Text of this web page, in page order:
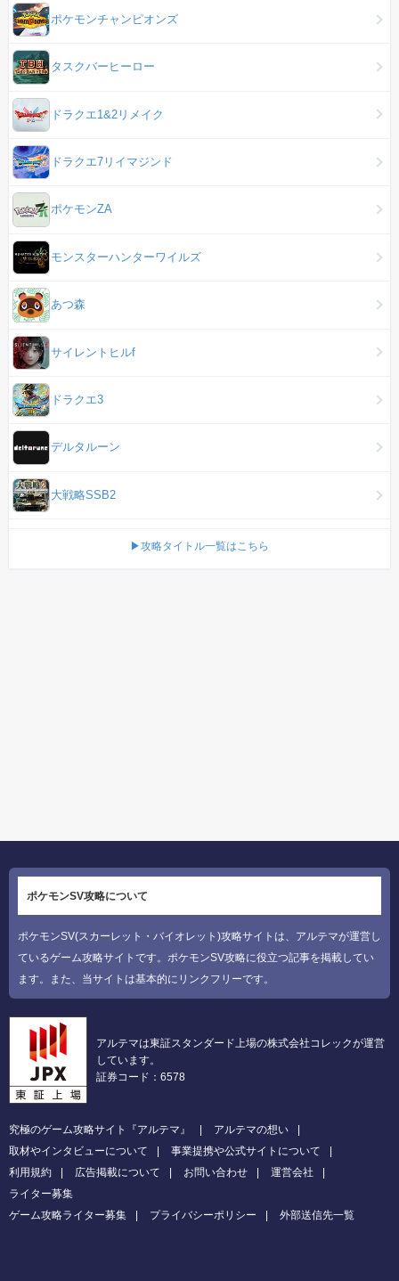
ポケモンチャンピオンズ
タスクバーヒーロー
ドラクエ1&2リメイク
ドラクエ7リイマジンド
ポケモンZA
モンスターハンターワイルズ
あつ森
サイレントヒルf
ドラクエ3
デルタルーン
大戦略SSB2
▶攻略タイトル一覧はこちら
ポケモンSV攻略について
ポケモンSV(スカーレット・バイオレット)攻略サイトは、アルテマが運営し
ているゲーム攻略サイトです。ポケモンSV攻略に役立つ記事を掲載してい
ます。また、当サイトは基本的にリンクフリーです。
アルテマは東証スタンダード上場の株式会社コレックが運営
しています。
証券コード：6578
究極のゲーム攻略サイト『アルテマ』
アルテマの想い
取材やインタビューについて
事業提携や公式サイトについて
利用規約
広告掲載について お問い合わせ
運営会社
ライター募集
ゲーム攻略ライター募集
プライバシーポリシー 外部送信先一覧